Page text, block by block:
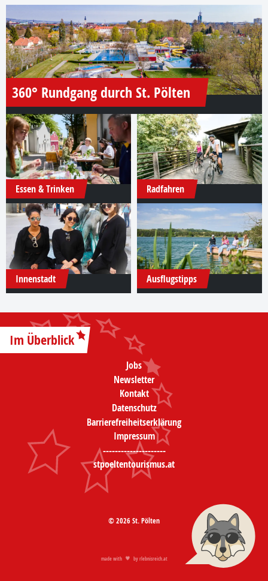
360° Rundgang durch St. Pölten
Essen & Trinken Radfahren
Innenstadt Ausflugstipps
Im Überblick
Jobs
Newsletter
Kontakt
Datenschutz
Barrierefreiheitserklärung
Impressum
---------------------
stpoeltentourismus.at
© 2026 St. Pölten
made with by rlebnisreich.at